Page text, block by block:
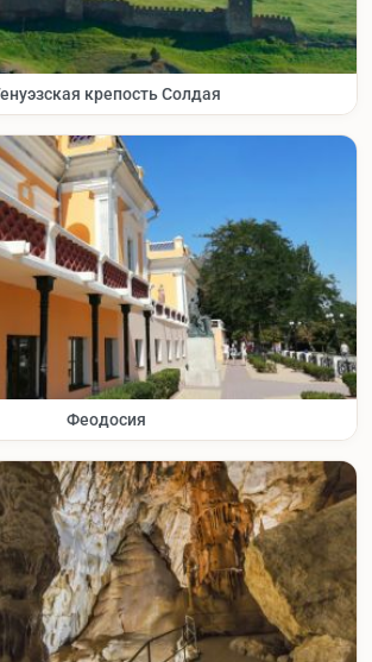
крепость Солдая
Феодосия